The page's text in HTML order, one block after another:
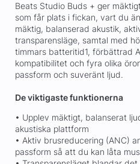
Beats Studio Buds + ger
som får plats i fickan, vart du
mäktig, balanserad akustik,
transparensläge, samtal med
timmars batteritid1, förbättrad
kompatibilitet och fyra olika
passform och suveränt ljud.
De viktigaste funktionerna
• Upplev mäktigt, balanserat
akustiska plattform
• Aktiv brusreducering (ANC)
passform så att du kan låta